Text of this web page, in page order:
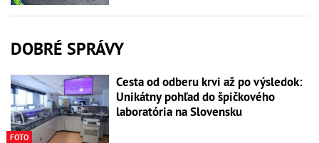
DOBRÉ SPRÁVY
FOTO
Cesta od odberu krvi až po výsledok:
Unikátny pohľad do špičkového
laboratória na Slovensku